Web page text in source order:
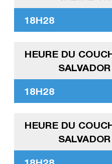
18H28
HEURE DU
18H28
HEURE DU